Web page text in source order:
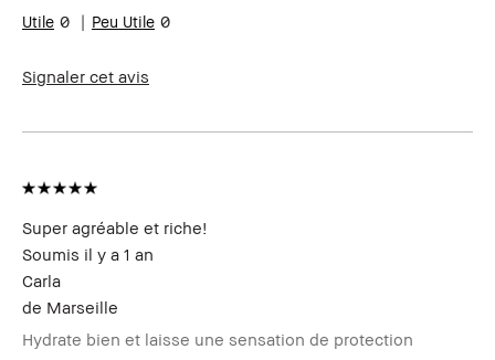
Vos problèmes
de peau
des produits
avoir rédigé cet avis
0 0
Signaler cet avis
Super agréable et riche!
Soumis il y a 1 an
Carla
de Marseille
Hydrate bien et laisse une sensation de protection